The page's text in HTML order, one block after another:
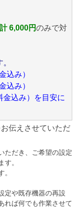
6,000円のみで対
込み）
込み）
込み）を目安に
伝えさせていただ
ただき、ご希望の設定
。
定や既存機器の再設
れば何でも作業させて